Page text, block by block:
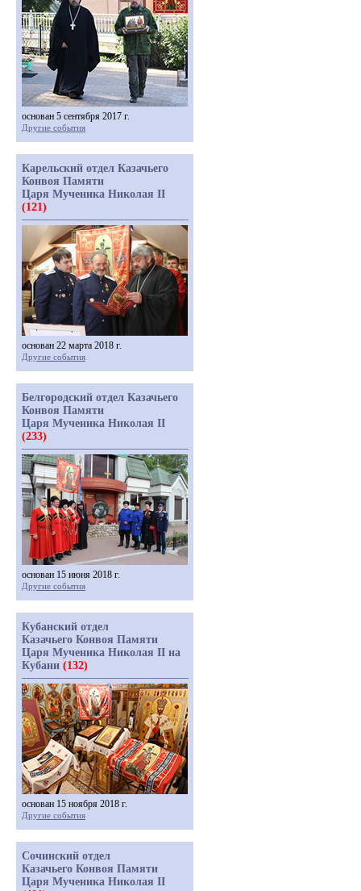
основан 5 сентября 2017 г.
Другие события
Карельский отдел Казачьего
Конвоя Памяти
Царя Мученика Николая II
(121)
основан 22 марта 2018 г.
Другие события
Белгородский отдел Казачьего
Конвоя Памяти
Царя Мученика Николая II
(233)
основан 15 июня 2018 г.
Другие события
Кубанский отдел
Казачьего Конвоя Памяти
Царя Мученика Николая II на
Кубани (132)
основан 15 ноября 2018 г.
Другие события
Сочинский отдел
Казачьего Конвоя Памяти
Царя Мученика Николая II